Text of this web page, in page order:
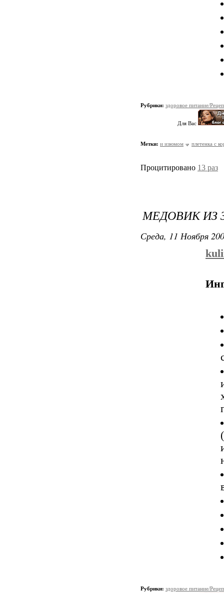
Рубрики: здоровое питание/
Для Вас
Метки: и изюмом плетенка с
Процитировано 13 раз
МЕДОВИК ИЗ
Среда, 11 Ноября
Рубрики: здоровое питание/